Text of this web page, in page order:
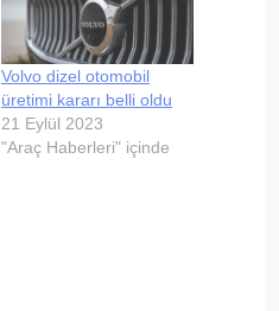
Volvo dizel otomobil
üretimi kararı belli oldu
21 Eylül 2023
"Araç Haberleri" içinde